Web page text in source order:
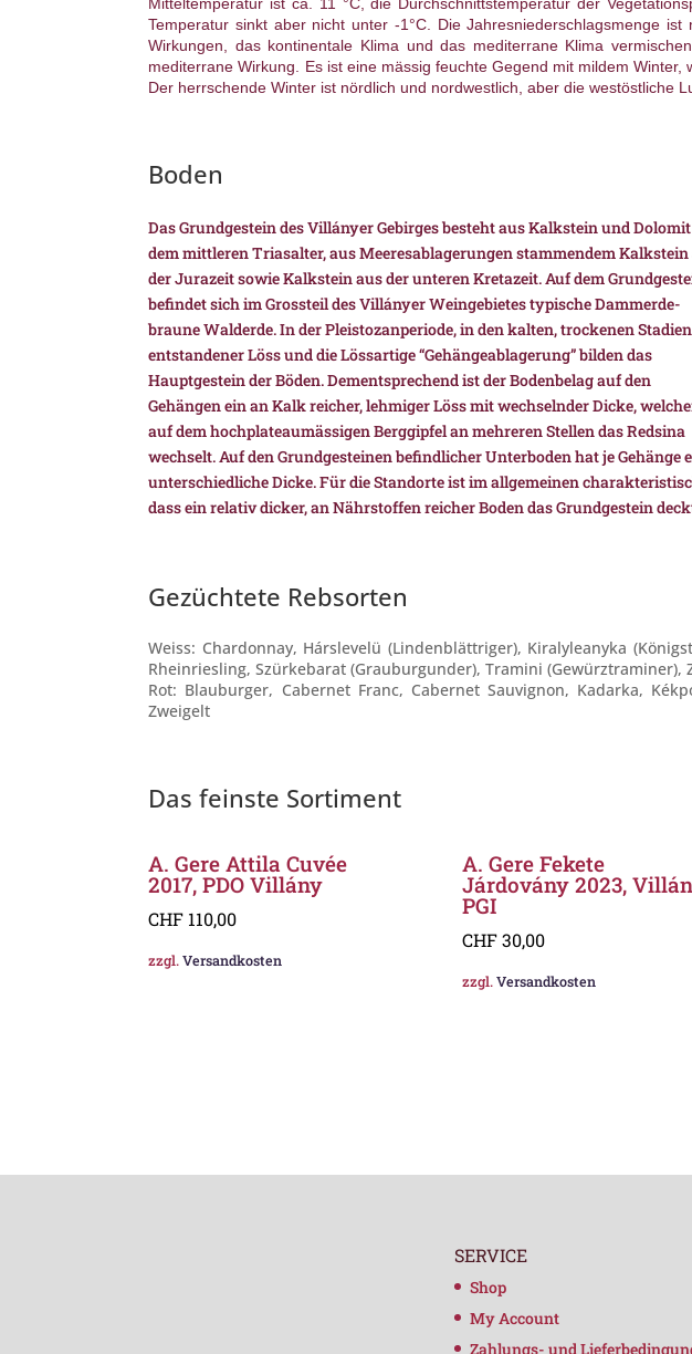
Mitteltemperatur ist ca. 11 °C, die Durchschnittstemperatur der
Temperatur sinkt aber nicht unter -1°C. Die Jahresniederschlagsmenge
Wirkungen, das kontinentale Klima und das mediterrane Klima
mediterrane Wirkung. Es ist eine mässig feuchte Gegend mit mildem
Der herrschende Winter ist nördlich und nordwestlich, aber die westöstliche
Boden
Das Grundgestein des Villányer Gebirges besteht aus Kalkstein und
dem mittleren Triasalter, aus Meeresablagerungen stammendem Kalkstein
der Jurazeit sowie Kalkstein aus der unteren Kretazeit. Auf dem
befindet sich im Grossteil des Villányer Weingebietes typische Dammerde-
braune Walderde. In der Pleistozanperiode, in den kalten, trockenen Stadien
entstandener Löss und die Lössartige “Gehängeablagerung” bilden das
Hauptgestein der Böden. Dementsprechend ist der Bodenbelag auf den
Gehängen ein an Kalk reicher, lehmiger Löss mit wechselnder Dicke,
auf dem hochplateaumässigen Berggipfel an mehreren Stellen das Redsina
wechselt. Auf den Grundgesteinen befindlicher Unterboden hat je Gehänge
unterschiedliche Dicke. Für die Standorte ist im allgemeinen
dass ein relativ dicker, an Nährstoffen reicher Boden das Grundgestein
Gezüchtete Rebsorten
Weiss: Chardonnay, Hárslevelü (Lindenblättriger), Kiralyleanyka
Rheinriesling, Szürkebarat (Grauburgunder), Tramini
Rot: Blauburger, Cabernet Franc, Cabernet Sauvignon, Kadarka,
Zweigelt
Das feinste Sortiment
A. Gere Attila Cuvée
2017, PDO Villány
CHF 110,00
zzgl.Versandkosten
A. Gere Fekete
Járdovány 2023,
PGI
CHF30,00
zzgl.Versandkosten
SERVICE
Shop
My Account
Zahlungs- und